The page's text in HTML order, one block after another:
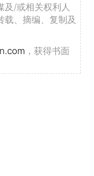
及/或相关权利人
载、摘编、复制及
，获得书面